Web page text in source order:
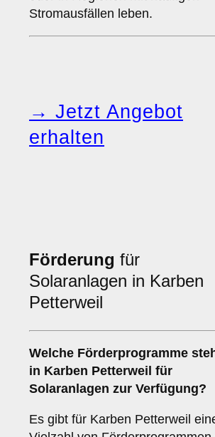
Stromausfällen leben.
→ Jetzt Angebot
erhalten
Förderung für
Solaranlagen in Karben
Petterweil
Welche Förderprogramme
in Karben Petterweil für
Solaranlagen zur Verfügung?
Es gibt für Karben Petterweil